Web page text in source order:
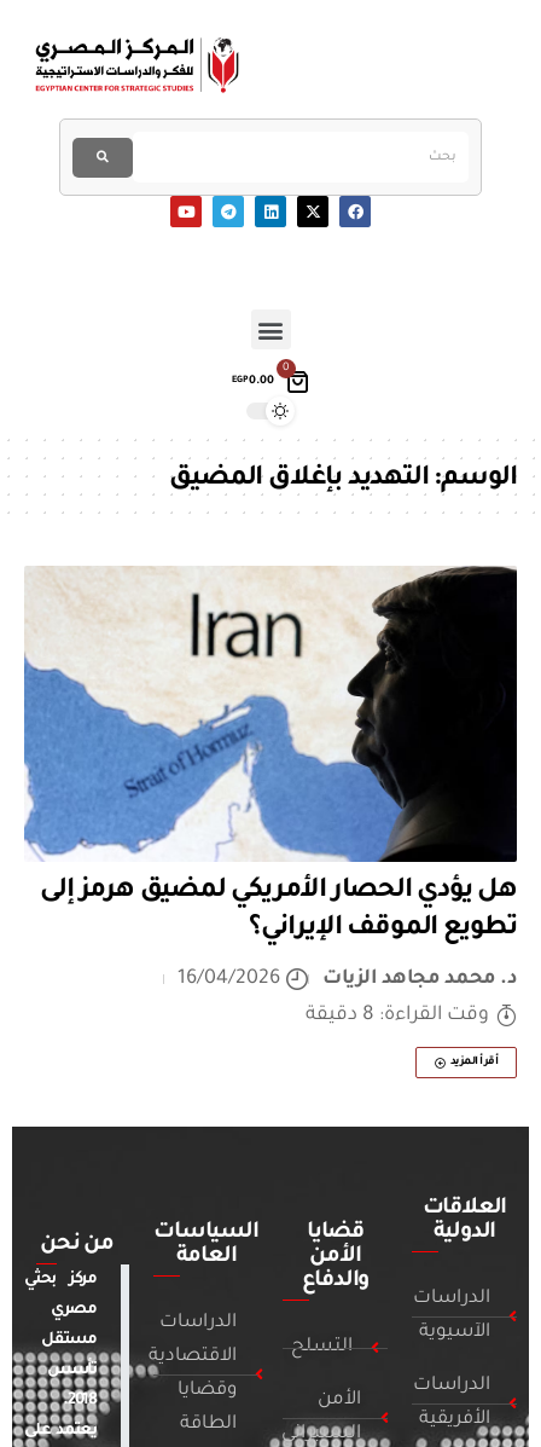
0
EGP0.00
الوسم:التهديد بإغلاق المضيق
هل يؤدي الحصار الأمريكي لمضيق هرمز إلى
تطويع الموقف الإيراني؟
د. محمد مجاهد الزيات
16/04/2026
وقت القراءة: 8 دقيقة
أقرأ المزيد
العلاقات
الدولية
الدراسات
الآسيوية
الدراسات
الأفريقية
قضايا
الأمن
والدفاع
التسلح
الأمن
السيبراني
السياسات
العامة
الدراسات
الاقتصادية
وقضايا
الطاقة
من نحن
مركز بحثي
مصري
مستقل
تأسس
2018.
يعتمد على